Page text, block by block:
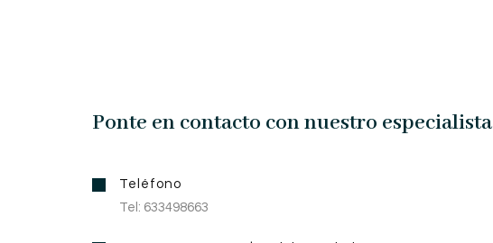
Ponte en contacto con nuestro especialista
Teléfono
Tel: 633498663